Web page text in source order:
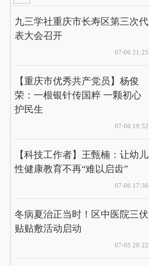
九三学社重庆市长寿区第三次代
表大会召开
07-06 21:25
【重庆市优秀共产党员】杨俊
荣：一根银针传国粹 一颗初心
护民生
07-06 19:52
【科技工作者】王甄楠：让幼儿
性健康教育不再“难以启齿”
07-06 17:36
冬病夏治正当时！区中医院三伏
贴贴敷活动启动
07-05 20:22